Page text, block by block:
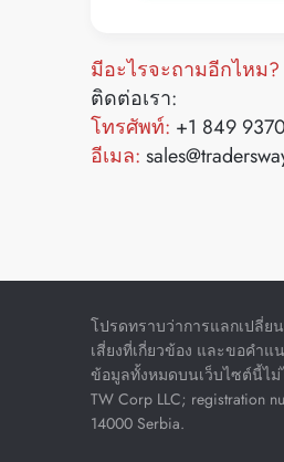
มีอะไรจะถามอีกไหม?
ติดต่อเรา:
โทรศัพท์: +1 849
อีเมล:
โปรดทราบว่าการแลกเปลี่ย
เสี่ยงที่เกี่ยวข้อง และขอคำ
ข้อมูลทั้งหมดบนเว็บไซต์นี้ไม่
TW Corp LLC; registration
14000 Serbia.